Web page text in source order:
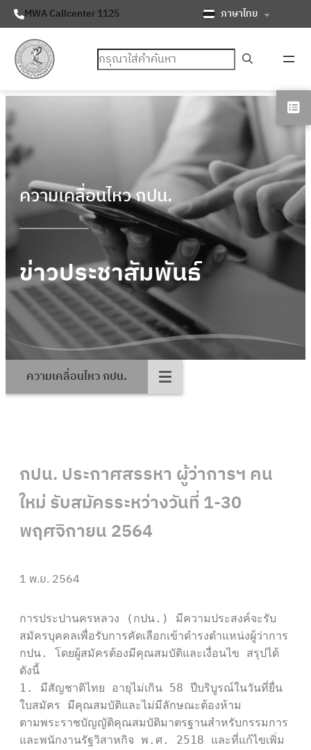
MWA Callcenter 1125 ภาษาไทย
ค้นหา
ความเคลื่อนไหว กปน.
ข่าวประชาสัมพันธ์
ความเคลื่อนไหว กปน.
กปน. ประกาศสรรหา ผู้ว่าการฯ คน
ใหม่ รับสมัครระหว่างวันที่ 1-30
พฤศจิกายน 2564
1 พ.ย. 2564
การประปานครหลวง (กปน.) มีความประสงค์จะรับ
สมัครบุคคลเพื่อรับการคัดเลือกเข้าดำรงตำแหน่งผู้ว่าการ
กปน. โดยผู้สมัครต้องมีคุณสมบัติและเงื่อนไข สรุปได้
ดังนี้
1. มีสัญชาติไทย อายุไม่เกิน 58 ปีบริบูรณ์ในวันที่ยื่น
ใบสมัคร มีคุณสมบัติและไม่มีลักษณะต้องห้าม
ตามพระราชบัญญัติคุณสมบัติมาตรฐานสำหรับกรรมการ
และพนักงานรัฐวิสาหกิจ พ.ศ. 2518 และที่แก้ไขเพิ่ม